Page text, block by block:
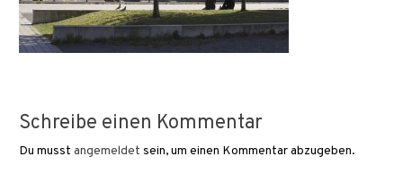
Schreibe einen Kommentar
Du musstangemeldet sein, um einen Kommentar abzugeben.